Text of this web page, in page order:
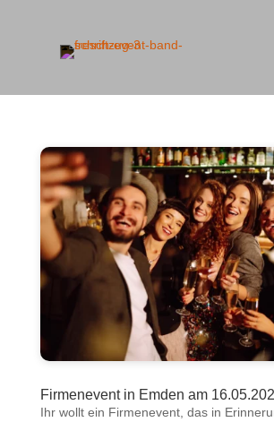
Firmenevent in Emden am
Ihr wollt ein Firmenevent, das in